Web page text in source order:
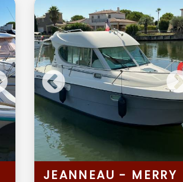
JEANNEAU - MERRY